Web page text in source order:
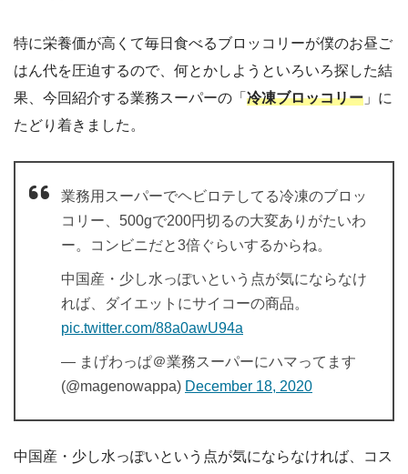
特に栄養価が高くて毎日食べるブロッコリーが僕のお昼ご
はん代を圧迫するので、何とかしようといろいろ探した結
果、今回紹介する業務スーパーの「 冷凍ブロッコリー 」に
たどり着きました。
業務用スーパーでヘビロテしてる冷凍のブロッ
コリー、500gで200円切るの大変ありがたいわ
ー。コンビニだと3倍ぐらいするからね。
中国産・少し水っぽいという点が気にならなけ
れば、ダイエットにサイコーの商品。
pic.twitter.com/88a0awU94a
— まげわっぱ＠業務スーパーにハマってます
(@magenowappa) December 18, 2020
中国産・少し水っぽいという点が気にならなければ、コス